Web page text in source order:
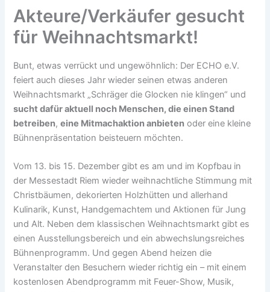
Akteure/Verkäufer gesucht
für Weihnachtsmarkt!
Bunt, etwas verrückt und ungewöhnlich: Der ECHO e.V.
feiert auch dieses Jahr wieder seinen etwas anderen
Weihnachtsmarkt „Schräger die Glocken nie klingen“ und
sucht dafür aktuell noch Menschen, die einen Stand
betreiben,eine Mitmachaktion anbieten oder eine kleine
Bühnenpräsentation beisteuern möchten.
Vom 13. bis 15. Dezember gibt es am und im Kopfbau in
der Messestadt Riem wieder weihnachtliche Stimmung mit
Christbäumen, dekorierten Holzhütten und allerhand
Kulinarik, Kunst, Handgemachtem und Aktionen für Jung
und Alt. Neben dem klassischen Weihnachtsmarkt gibt es
einen Ausstellungsbereich und ein abwechslungsreiches
Bühnenprogramm. Und gegen Abend heizen die
Veranstalter den Besuchern wieder richtig ein – mit einem
kostenlosen Abendprogramm mit Feuer-Show, Musik,